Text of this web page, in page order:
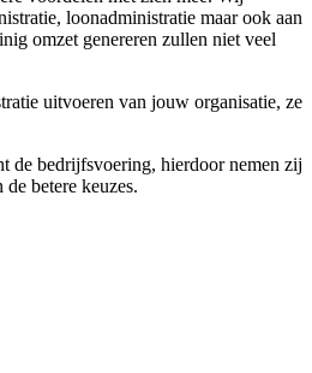
loonadministratie maar ook aan
omzet genereren zullen niet veel
uitvoeren van jouw organisatie, ze
de bedrijfsvoering, hierdoor nemen zij
betere keuzes.